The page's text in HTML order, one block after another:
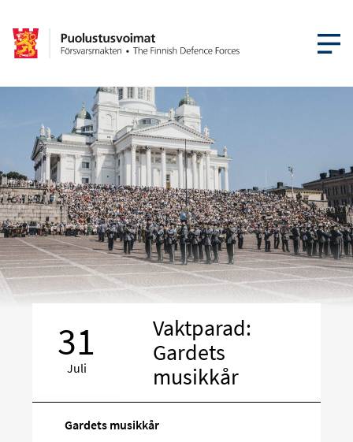
ÖPPNA
31
Juli
Vaktparad:
Gardets
musikkår
Gardets musikkår